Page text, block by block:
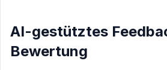
AI-gestütztes
Bewertung